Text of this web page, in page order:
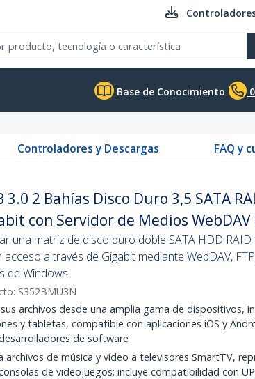
Base de Conocimiento
Controladores y Descargas
FAQ y
3.0 2 Bahías Disco Duro 3,5 SATA
con Servidor de Medios
una matriz de disco duro doble SATA HDD RAID
a través de Gigabit mediante WebDAV,
de Windows
S352BMU3N
archivos desde una amplia gama de dispositivos,
y tabletas, compatible con aplicaciones iOS y
de software
archivos de música y vídeo a televisores SmartTV,
de videojuegos; incluye compatibilidad con